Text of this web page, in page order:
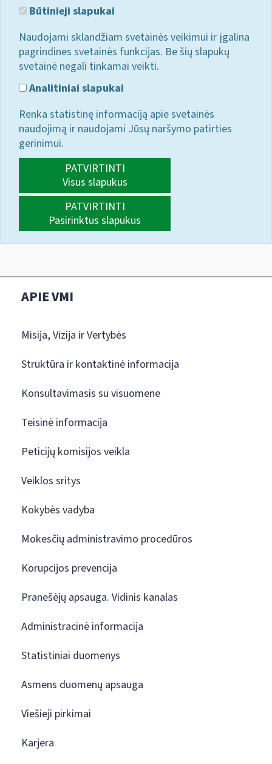
Būtinieji slapukai
Naudojami sklandžiam svetainės veikimui ir įgalina
pagrindines svetainės funkcijas. Be šių slapukų
svetainė negali tinkamai veikti.
Analitiniai slapukai
Renka statistinę informaciją apie svetainės
naudojimą ir naudojami Jūsų naršymo patirties
gerinimui.
PATVIRTINTI
Visus slapukus
PATVIRTINTI
Pasirinktus slapukus
APIE VMI
Misija, Vizija ir Vertybės
Struktūra ir kontaktinė informacija
Konsultavimasis su visuomene
Teisinė informacija
Peticijų komisijos veikla
Veiklos sritys
Kokybės vadyba
Mokesčių administravimo procedūros
Korupcijos prevencija
Pranešėjų apsauga. Vidinis kanalas
Administracinė informacija
Statistiniai duomenys
Asmens duomenų apsauga
Viešieji pirkimai
Karjera